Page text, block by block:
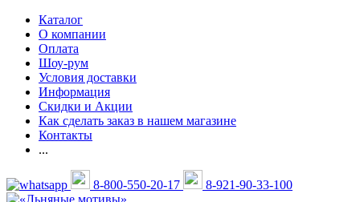
Каталог
О компании
Оплата
Шоу-рум
Условия доставки
Информация
Скидки и Акции
Как сделать заказ в нашем магазине
Контакты
...
8-800-550-20-17 8-921-90-33-100